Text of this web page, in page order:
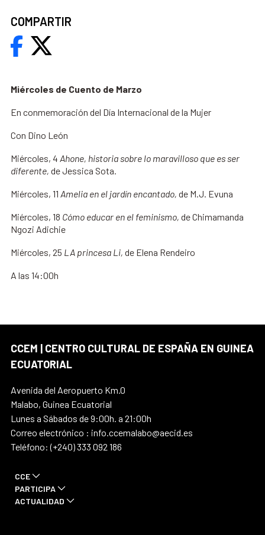
Miércoles de Cuento de Marzo
En conmemoración del Día Internacional de la Mujer
Con Dino León
Miércoles, 4 Ahone, historia sobre lo maravilloso que es ser
diferente, de Jessica Sota.
Miércoles, 11 Amelia en el jardín encantado, de M.J. Evuna
Miércoles, 18 Cómo educar en el feminismo, de Chimamanda
Ngozi Adichie
Miércoles, 25 LA princesa Li, de Elena Rendeiro
A las 14:00h
COMPARTIR
CCEM | CENTRO CULTURAL DE ESPAÑA EN GUINEA
ECUATORIAL
Avenida del Aeropuerto Km.0
Malabo, Guinea Ecuatorial
Lunes a Sábados de 9:00h. a 21:00h
Correo electrónico : info.ccemalabo@aecid.es
Teléfono: (+240) 333 092 186
CCE
PARTICIPA
ACTUALIDAD